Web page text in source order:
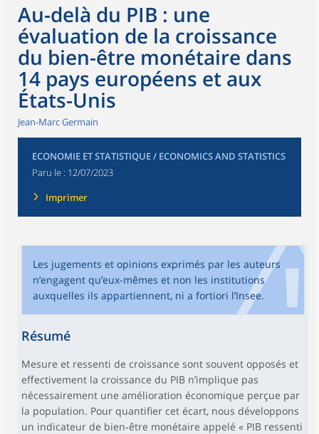
Au-delà du PIB : une
évaluation de la croissance
du bien-être monétaire dans
14 pays européens et aux
États-Unis
Jean-Marc Germain
ECONOMIE ET STATISTIQUE / ECONOMICS AND STATISTICS
Paru le : 12/07/2023
Imprimer
Les jugements et opinions exprimés par les auteurs
n’engagent qu’eux-mêmes et non les institutions
auxquelles ils appartiennent, ni a fortiori l’Insee.
Résumé
Mesure et ressenti de croissance sont souvent opposés et
effectivement la croissance du PIB n’implique pas
nécessairement une amélioration économique perçue par
la population. Pour quantifier cet écart, nous développons
un indicateur de bien‑être monétaire appelé « PIB ressenti